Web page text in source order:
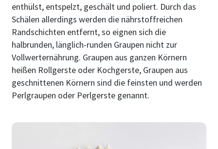
enthülst, entspelzt, geschält und poliert. Durch das
Schälen allerdings werden die nährstoffreichen
Randschichten entfernt, so eignen sich die
halbrunden, länglich-runden Graupen nicht zur
Vollwerternährung. Graupen aus ganzen Körnern
heißen Rollgerste oder Kochgerste, Graupen aus
geschnittenen Körnern sind die feinsten und werden
Perlgraupen oder Perlgerste genannt.